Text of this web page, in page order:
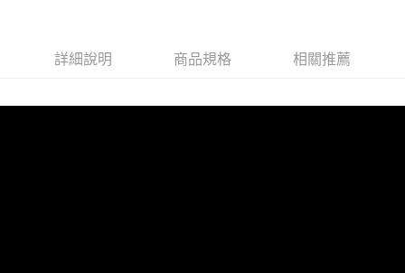
詳細說明 商品規格 相關推薦